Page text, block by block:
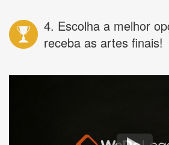
4. Escolha a melhor
receba as artes finais!